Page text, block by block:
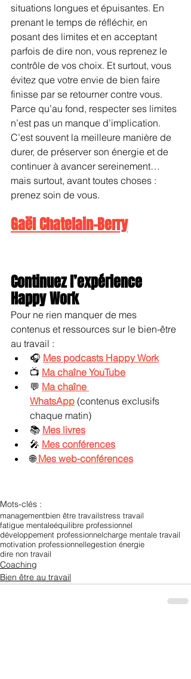
situations longues et épuisantes. En
prenant le temps de réfléchir, en
posant des limites et en acceptant
parfois de dire non, vous reprenez le
contrôle de vos choix. Et surtout, vous
évitez que votre envie de bien faire
finisse par se retourner contre vous.
Parce qu’au fond, respecter ses limites
n’est pas un manque d’implication.
C’est souvent la meilleure manière de
durer, de préserver son énergie et de
continuer à avancer sereinement…
mais surtout, avant toutes choses :
prenez soin de vous.
Gaël Chatelain-Berry
Continuez l’expérience
Happy Work
Pour ne rien manquer de mes
contenus et ressources sur le bien-être
au travail :
🎧 Mes podcasts Happy Work
📺 Ma chaîne YouTube
💬 Ma chaîne
WhatsApp (contenus exclusifs
chaque matin)
📚 Mes livres
🎤 Mes conférences
🌐 Mes web-conférences
Mots-clés :
managementbien être travailstress travail
fatigue mentaleéquilibre professionnel
développement professionnelcharge mentale travail
motivation professionnellegestion énergie
dire non travail
Coaching
Bien être au travail